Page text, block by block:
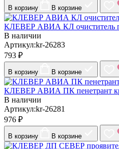
В корзину В корзине
КЛЕВЕР АВИА КЛ очиститель
В наличии
Артикул:kr-26283
793 ₽
В корзину В корзине
КЛЕВЕР АВИА ПК пенетрант
В наличии
Артикул:kr-26281
976 ₽
В корзину В корзине